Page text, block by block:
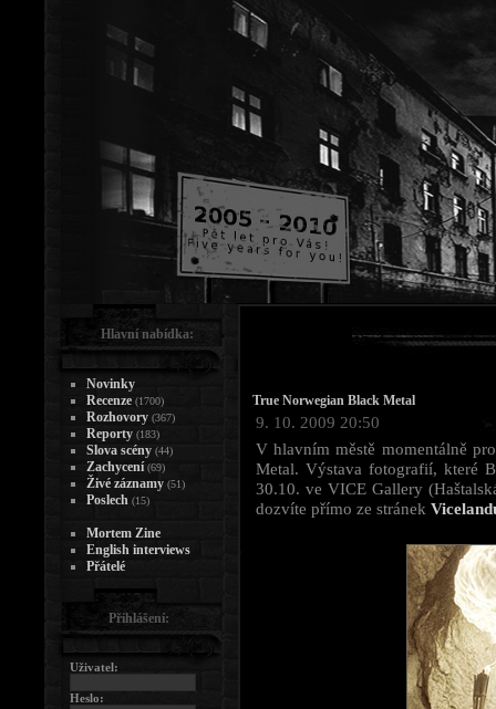
True Norwegian Black Metal
9. 10. 2009 20:50
V hlavním městě momentálně
Metal. Výstava fotografií, které
30.10. ve VICE Gallery
dozvíte přímo ze stránek
Hlavní nabídka:
Novinky
Recenze (1700)
Rozhovory (367)
Reporty (183)
Slova scény (44)
Zachycení (69)
Živé záznamy (51)
Poslech (15)
Mortem Zine
English interviews
Přátelé
Přihlášení:
Uživatel:
Heslo: